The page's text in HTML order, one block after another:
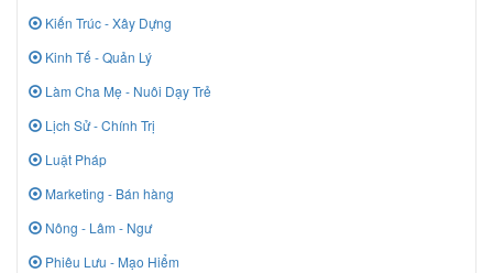
Kiến Trúc - Xây Dựng
Kinh Tế - Quản Lý
Làm Cha Mẹ - Nuôi Dạy Trẻ
Lịch Sử - Chính Trị
Luật Pháp
Marketing - Bán hàng
Nông - Lâm - Ngư
Phiêu Lưu - Mạo Hiểm